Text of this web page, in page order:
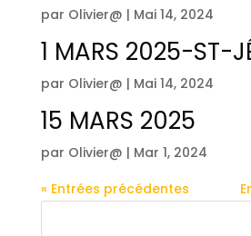
par Olivier@ | Mai 14, 2024
1 MARS 2025-ST-
par Olivier@ | Mai 14, 2024
15 MARS 2025
par Olivier@ | Mar 1, 2024
« Entrées précédentes